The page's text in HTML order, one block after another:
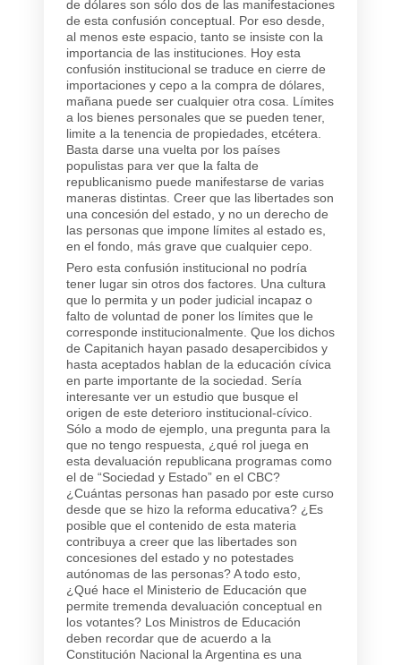
de dólares son sólo dos de las manifestaciones
de esta confusión conceptual. Por eso desde,
al menos este espacio, tanto se insiste con la
importancia de las instituciones. Hoy esta
confusión institucional se traduce en cierre de
importaciones y cepo a la compra de dólares,
mañana puede ser cualquier otra cosa. Límites
a los bienes personales que se pueden tener,
limite a la tenencia de propiedades, etcétera.
Basta darse una vuelta por los países
populistas para ver que la falta de
republicanismo puede manifestarse de varias
maneras distintas. Creer que las libertades son
una concesión del estado, y no un derecho de
las personas que impone límites al estado es,
en el fondo, más grave que cualquier cepo.
Pero esta confusión institucional no podría
tener lugar sin otros dos factores. Una cultura
que lo permita y un poder judicial incapaz o
falto de voluntad de poner los límites que le
corresponde institucionalmente. Que los dichos
de Capitanich hayan pasado desapercibidos y
hasta aceptados hablan de la educación cívica
en parte importante de la sociedad. Sería
interesante ver un estudio que busque el
origen de este deterioro institucional-cívico.
Sólo a modo de ejemplo, una pregunta para la
que no tengo respuesta, ¿qué rol juega en
esta devaluación republicana programas como
el de “Sociedad y Estado” en el CBC?
¿Cuántas personas han pasado por este curso
desde que se hizo la reforma educativa? ¿Es
posible que el contenido de esta materia
contribuya a creer que las libertades son
concesiones del estado y no potestades
autónomas de las personas? A todo esto,
¿Qué hace el Ministerio de Educación que
permite tremenda devaluación conceptual en
los votantes? Los Ministros de Educación
deben recordar que de acuerdo a la
Constitución Nacional la Argentina es una